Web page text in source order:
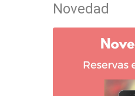
Novedad